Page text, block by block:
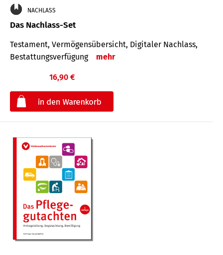
NACHLASS
Das Nachlass-Set
Testament, Vermögens­übersicht, Digitaler Nach­lass,
Bestat­tungs­ver­fügung
mehr
16,90 €